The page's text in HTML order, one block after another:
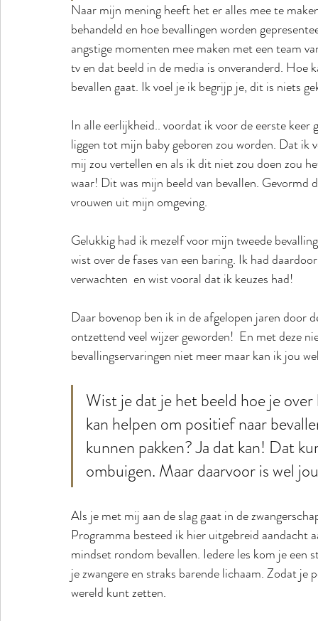
Naar mijn mening heeft het er alles mee te
behandeld en hoe bevallingen worden
angstige momenten mee maken met een team
tv en dat beeld in de media is onveranderd.
bevallen gaat. Ik voel je ik begrijp je, dit is niets
In alle eerlijkheid.. voordat ik voor de eerste
liggen tot mijn baby geboren zou worden. Dat
mij zou vertellen en als ik dit niet zou doen zou
waar! Dit was mijn beeld van bevallen. Gevormd
vrouwen uit mijn omgeving.
Gelukkig had ik mezelf voor mijn tweede
wist over de fases van een baring. Ik had
verwachten  en wist vooral dat ik keuzes had!
Daar bovenop ben ik in de afgelopen jaren door
ontzettend veel wijzer geworden!  En met deze
bevallingservaringen niet meer maar kan ik jou
Wist je dat je het beeld hoe je
kan helpen om positief naar
kunnen pakken? Ja dat kan! Dat
ombuigen. Maar daarvoor is wel
Als je met mij aan de slag gaat in de
Programma besteed ik hier uitgebreid aandacht
mindset rondom bevallen. Iedere les kom je
je zwangere en straks barende lichaam. Zodat
wereld kunt zetten.